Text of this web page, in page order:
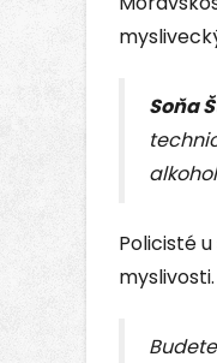
Soňa
Policisté
myslivosti.